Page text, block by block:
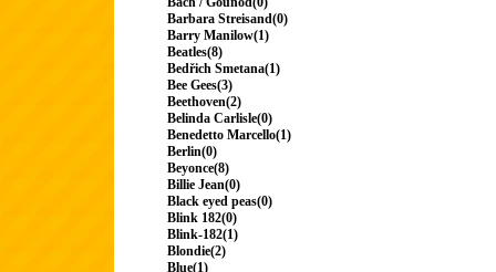
Barbara Streisand(0)
Barry Manilow(1)
Beatles(8)
Bedřich Smetana(1)
Bee Gees(3)
Beethoven(2)
Belinda Carlisle(0)
Benedetto Marcello(1)
Berlin(0)
Beyonce(8)
Billie Jean(0)
Black eyed peas(0)
Blink 182(0)
Blink-182(1)
Blondie(2)
Blue(1)